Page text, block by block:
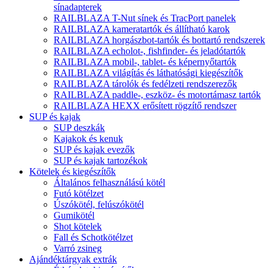
sínadapterek
RAILBLAZA T-Nut sínek és TracPort panelek
RAILBLAZA kameratartók és állítható karok
RAILBLAZA horgászbot-tartók és bottartó rendszerek
RAILBLAZA echolot-, fishfinder- és jeladótartók
RAILBLAZA mobil-, tablet- és képernyőtartók
RAILBLAZA világítás és láthatósági kiegészítők
RAILBLAZA tárolók és fedélzeti rendszerezők
RAILBLAZA paddle-, eszköz- és motortámasz tartók
RAILBLAZA HEXX erősített rögzítő rendszer
SUP és kajak
SUP deszkák
Kajakok és kenuk
SUP és kajak evezők
SUP és kajak tartozékok
Kötelek és kiegészítők
Általános felhasználású kötél
Futó kötélzet
Úszókötél, felúszókötél
Gumikötél
Shot kötelek
Fall és Schotkötélzet
Varró zsineg
Ajándéktárgyak extrák